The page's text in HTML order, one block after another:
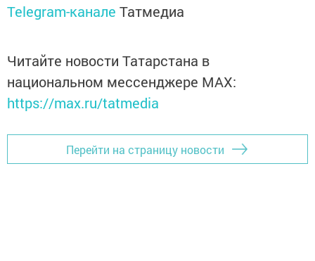
Telegram-канале Татмедиа
Читайте новости Татарстана в
национальном мессенджере MАХ:
https://max.ru/tatmedia
Перейти на страницу новости